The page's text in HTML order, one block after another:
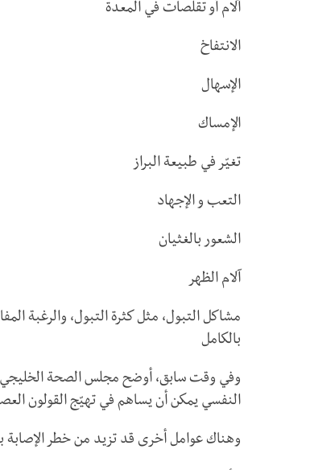
آلام أو تقلصات في المعدة
الانتفاخ
الإسهال
الإمساك
تغيّر في طبيعة البراز
التعب و الإجهاد
الشعور بالغثيان
آلام الظهر
مشاكل التبول، مثل كثرة التبول، والرغبة
بالكامل
وفي وقت سابق، أوضح مجلس الصحة الخليجي،
النفسي يمكن أن يساهم في تهيّج القولون
وهناك عوامل أخرى قد تزيد من خطر الإصابة